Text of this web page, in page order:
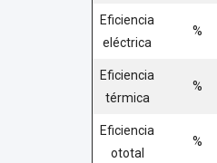
Eficiencia
eléctrica
%
Eficiencia
térmica
%
Eficiencia
ototal
%